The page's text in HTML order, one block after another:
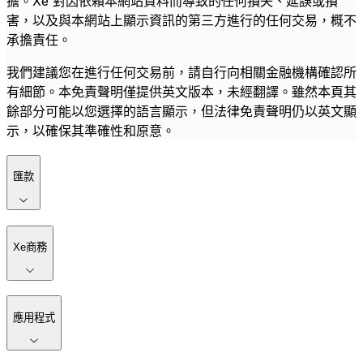
害，以及與本網站上顯示資訊的第三方進行的任何交易，概不
承擔責任。
我們建議您在進行任何交易前，請自行向相關金融機構確認所
有細節。本免責聲明僅提供英文版本，未經翻譯。雖然本頁其
餘部分可能以您選擇的語言顯示，但法律免責聲明仍以英文顯
示，以確保其準確性和原意。
匯款
Xe商務
應用程式